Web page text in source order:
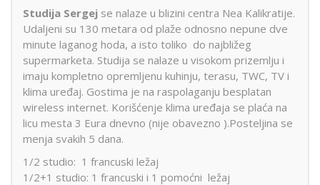
Studija Sergej se nalaze u blizini centra Nea Kalikratije.
Udaljeni su 130 metara od plaže odnosno nepune dve
minute laganog hoda, a isto toliko do najbližeg
supermarketa. Studija se nalaze u visokom prizemlju i
imaju kompletno opremljenu kuhinju, terasu, TWC, TV i
klima uređaj. Gostima je na raspolaganju besplatan
wireless internet. Korišćenje klima uređaja se plaća na
licu mesta 3 Eura dnevno (nije obavezno ).Posteljina se
menja svakih 5 dana.
1/2 studio: 1 francuski ležaj
1/2+1 studio: 1 francuski i 1 pomoćni ležaj